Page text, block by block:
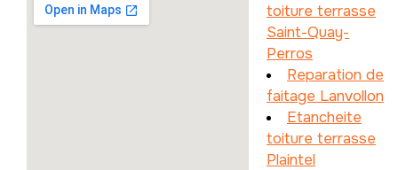
toiture terrasse
Saint-Quay-
Perros
Reparation de
faitage Lanvollon
Etancheite
toiture terrasse
Plaintel